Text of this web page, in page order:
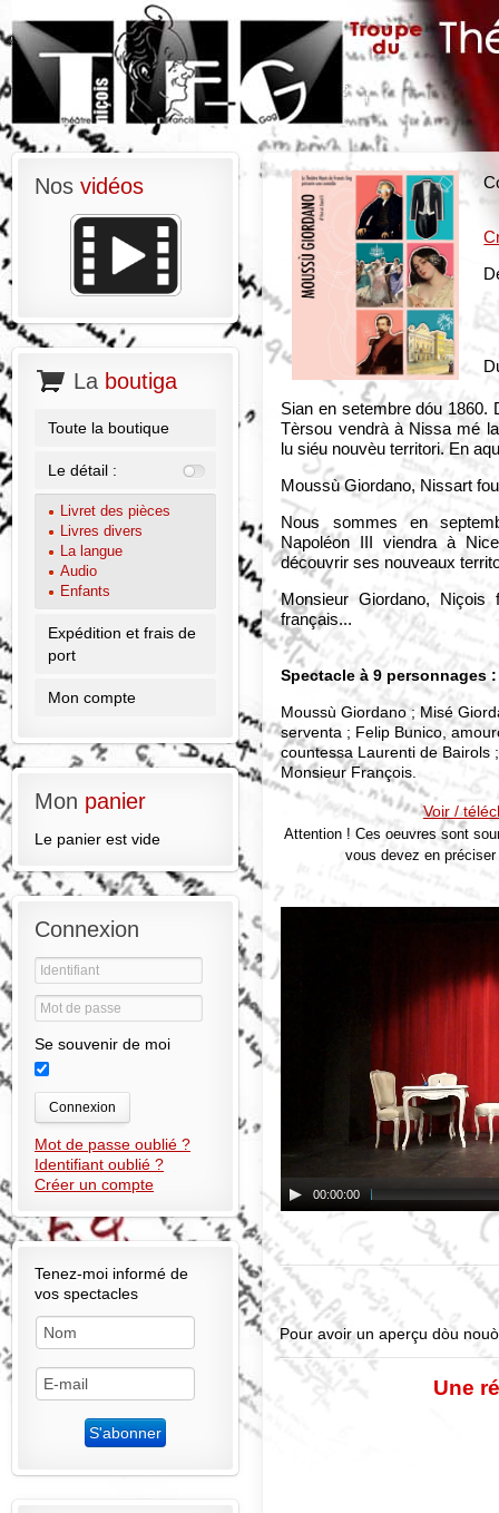
Sian en setembre dóu 1860.
Tèrsou vendrà à Nissa mé
lu siéu nouvèu territori. En
Moussù Giordano, Nissart
Nous sommes en
Napoléon III viendra à
découvrir ses nouveaux
Monsieur Giordano,
français...
Spectacle à 9 personnages :
Moussù Giordano ; Misé
serventa ; Felip Bunico,
countessa Laurenti de Bairols
Monsieur François.
Voir /
Attention ! Ces oeuvres sont
vous devez en
00:00:00
Pour avoir un aperçu dòu
Une
Nos vidéos
La boutiga
Toute la boutique
Le détail :
Livret des pièces
Livres divers
La langue
Audio
Enfants
Expédition et frais de
port
Mon compte
Mon panier
Le panier est vide
Connexion
Se souvenir de moi
Connexion
Mot de passe oublié ?
Identifiant oublié ?
Créer un compte
Tenez-moi informé de
vos spectacles